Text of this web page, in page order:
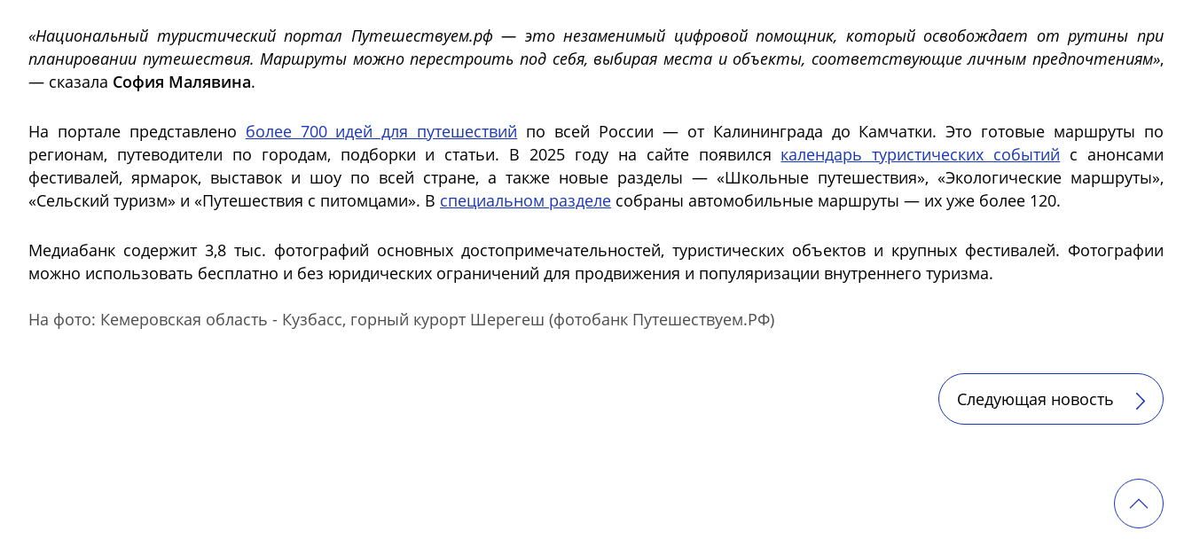
«Национальный туристический портал Путешествуем.рф — это незаменимый цифровой помощник, который освобождает от рутины при
планировании путешествия. Маршруты можно перестроить под себя, выбирая места и объекты, соответствующие личным предпочтениям»,
— сказала София Малявина.
На портале представлено более 700 идей для путешествий по всей России — от Калининграда до Камчатки. Это готовые маршруты по
регионам, путеводители по городам, подборки и статьи. В 2025 году на сайте появился календарь туристических событий с анонсами
фестивалей, ярмарок, выставок и шоу по всей стране, а также новые разделы — «Школьные путешествия», «Экологические маршруты»,
«Сельский туризм» и «Путешествия с питомцами». В специальном разделе собраны автомобильные маршруты — их уже более 120.
Медиабанк содержит 3,8 тыс. фотографий основных достопримечательностей, туристических объектов и крупных фестивалей. Фотографии
можно использовать бесплатно и без юридических ограничений для продвижения и популяризации внутреннего туризма.
На фото: Кемеровская область - Кузбасс, горный курорт Шерегеш (фотобанк Путешествуем.РФ)
Следующая новость